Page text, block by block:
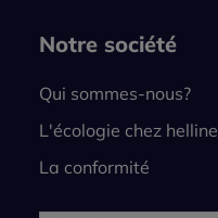
Notre société
Qui sommes-nous?
L'écologie chez helline
La conformité